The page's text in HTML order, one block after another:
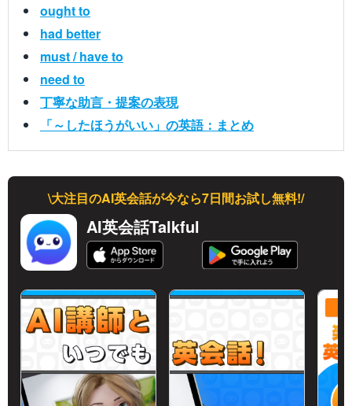
ought to
had better
must / have to
need to
丁寧な助言・提案の表現
「～したほうがいい」の英語：まとめ
\大注目のAI英会話が今なら7日間お試し無料!/
AI英会話Talkful